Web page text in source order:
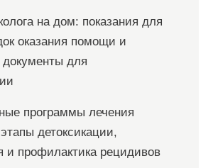
на дом: показания для
оказания помощи и
для
программы лечения
детоксикации,
и профилактика рецидивов